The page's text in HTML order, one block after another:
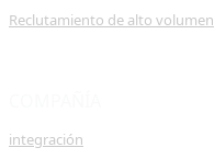
Reclutamiento de alto volumen
integración